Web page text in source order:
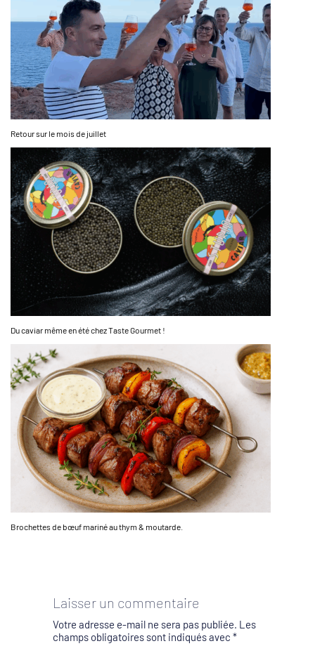
Retour sur le mois de juillet
Du caviar même en été chez Taste Gourmet !
Brochettes de bœuf mariné au thym & moutarde.
Laisser un commentaire
Votre adresse e-mail ne sera pas publiée. Les
champs obligatoires sont indiqués avec *